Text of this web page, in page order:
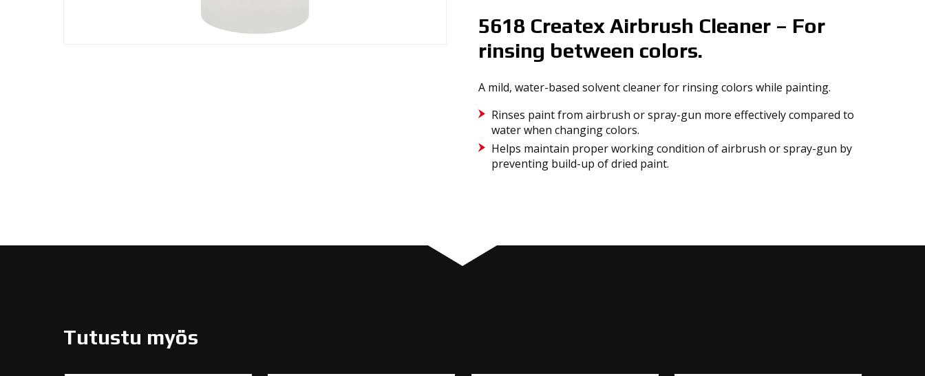
480ML
määrä
5618 Createx Airbrush Cleaner – For
rinsing between colors.
A mild, water-based solvent cleaner for rinsing colors while painting.
Rinses paint from airbrush or spray-gun more effectively compared to
water when changing colors.
Helps maintain proper working condition of airbrush or spray-gun by
preventing build-up of dried paint.
Tutustu myös